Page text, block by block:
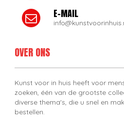
E-MAIL
OVER ONS
Kunst voor in huis heeft voor
zoeken, één van de grootste
diverse thema's, die u snel en
bestellen.